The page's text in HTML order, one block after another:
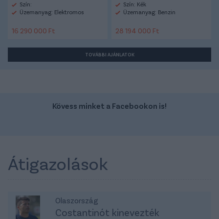
Szín:
Üzemanyag: Elektromos
16 290 000 Ft
Szín: Kék
Üzemanyag: Benzin
28 194 000 Ft
TOVÁBBI AJÁNLATOK
Kövess minket a Facebookon is!
Átigazolások
Olaszország
Costantinót kinevezték